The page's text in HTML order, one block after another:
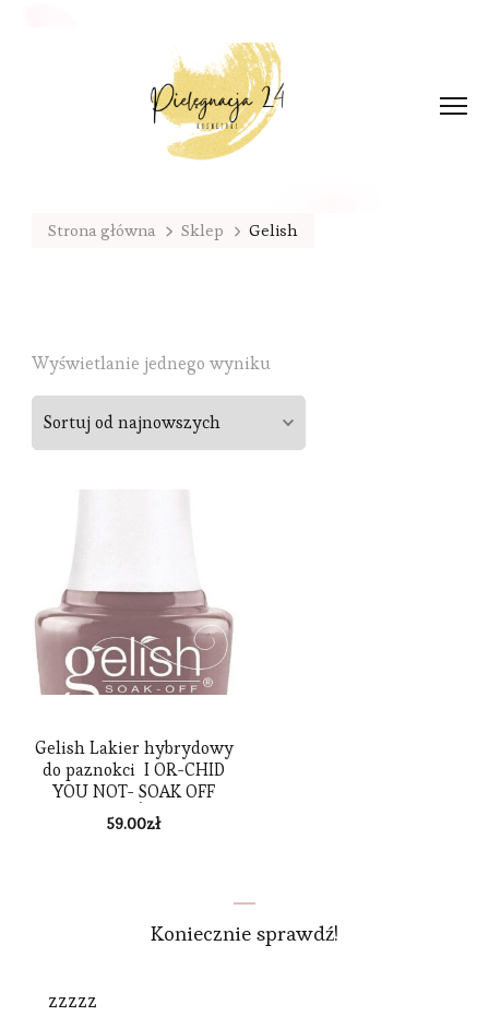
Strona główna Sklep Gelish
Wyświetlanie jednego wyniku
Gelish Lakier hybrydowy
do paznokci I OR-CHID
YOU NOT- SOAK OFF
TAUPE CRÈME 9ml
59.00zł
Koniecznie sprawdź!
zzzzz